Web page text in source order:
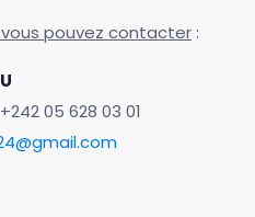
pouvez contacter :
05 628 03 01